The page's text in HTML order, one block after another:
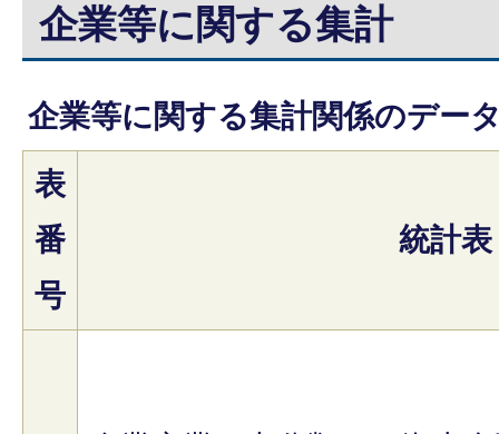
企業等に関する集計
企業等に関する集計関係のデー
表
番
号
統計表